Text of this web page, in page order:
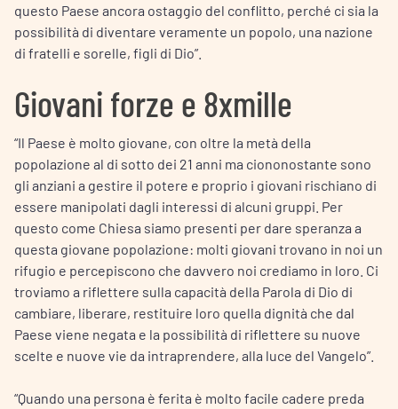
questo Paese ancora ostaggio del conflitto, perché ci sia la
possibilità di diventare veramente un popolo, una nazione
di fratelli e sorelle, figli di Dio”.
Giovani forze e 8xmille
“Il Paese è molto giovane, con oltre la metà della
popolazione al di sotto dei 21 anni ma ciononostante sono
gli anziani a gestire il potere e proprio i giovani rischiano di
essere manipolati dagli interessi di alcuni gruppi. Per
questo come Chiesa siamo presenti per dare speranza a
questa giovane popolazione: molti giovani trovano in noi un
rifugio e percepiscono che davvero noi crediamo in loro. Ci
troviamo a riflettere sulla capacità della Parola di Dio di
cambiare, liberare, restituire loro quella dignità che dal
Paese viene negata e la possibilità di riflettere su nuove
scelte e nuove vie da intraprendere, alla luce del Vangelo”.
“Quando una persona è ferita è molto facile cadere preda